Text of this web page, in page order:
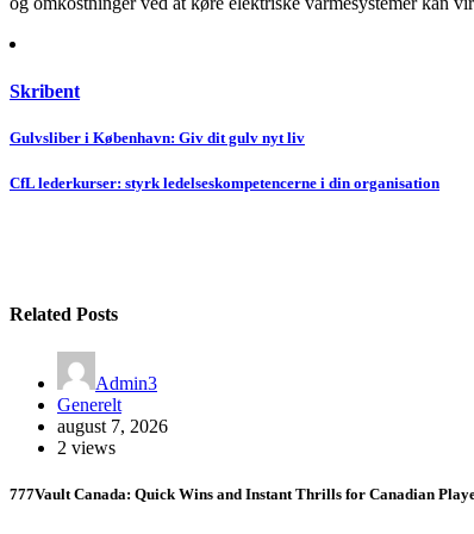
Skribent
Indlægsnavigation
Gulvsliber i København: Giv dit gulv nyt liv
CfL lederkurser: styrk ledelseskompetencerne i din organisation
Related Posts
Admin3
Generelt
august 7, 2026
2 views
777Vault Canada: Quick Wins and Instant Thrills for Canadian